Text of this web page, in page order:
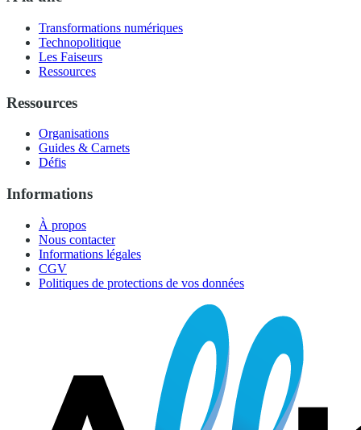
Transformations numériques
Technopolitique
Les Faiseurs
Ressources
Ressources
Organisations
Guides & Carnets
Défis
Informations
À propos
Nous contacter
Informations légales
CGV
Politiques de protections de vos données